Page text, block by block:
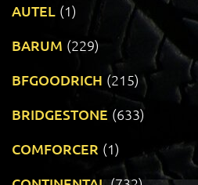
AUTEL (1)
BARUM (229)
BFGOODRICH (215)
BRIDGESTONE (633)
COMFORCER (1)